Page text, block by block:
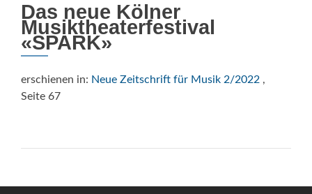
Das neue Kölner
Musiktheaterfestival
«SPARK»
erschienen in: Neue Zeitschrift für Musik 2/2022 ,
Seite 67